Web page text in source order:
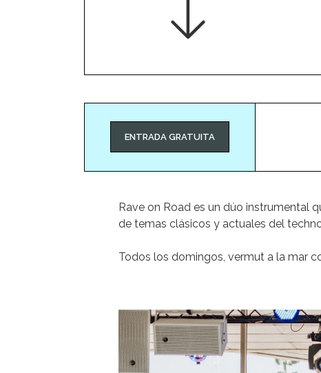
ENTRADA GRATUITA
Rave on Road es un dúo instrumental
de temas clásicos y actuales del
Todos los domingos, vermut a la mar